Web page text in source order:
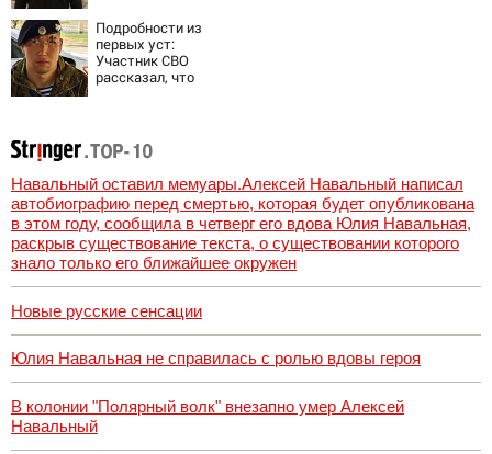
ночного удара
Подробности из
первых уст:
Участник СВО
рассказал, что
Навальный оставил мемуары.Алексей Навальный написал
автобиографию перед смертью, которая будет опубликована
в этом году, сообщила в четверг его вдова Юлия Навальная,
раскрыв существование текста, о существовании которого
знало только его ближайшее окружен
Новые русские сенсации
Юлия Навальная не справилась с ролью вдовы героя
В колонии "Полярный волк" внезапно умер Алексей
Навальный